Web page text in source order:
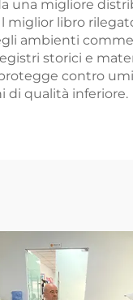
una migliore
miglior libro
ambienti
storici e
contro
di qualità inferiore.